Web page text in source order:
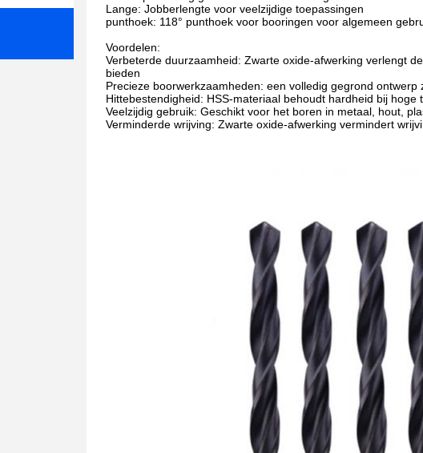
Lange: Jobberlengte voor veelzijdige toepassingen
punthoek: 118° punthoek voor booringen voor algemeen
Voordelen:
Verbeterde duurzaamheid: Zwarte oxide-afwerking verlengt
bieden
Precieze boorwerkzaamheden: een volledig gegrond
Hittebestendigheid: HSS-materiaal behoudt hardheid bij
Veelzijdig gebruik: Geschikt voor het boren in metaal, hout,
Verminderde wrijving: Zwarte oxide-afwerking vermindert